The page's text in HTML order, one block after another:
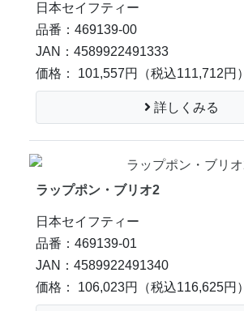
日本セイフティー
品番：469139-00
JAN：4589922491333
価格： 101,557円
（税込111,712円）
詳しくみる
ラップポン・ブリオ2
日本セイフティー
品番：469139-01
JAN：4589922491340
価格： 106,023円
（税込116,625円）